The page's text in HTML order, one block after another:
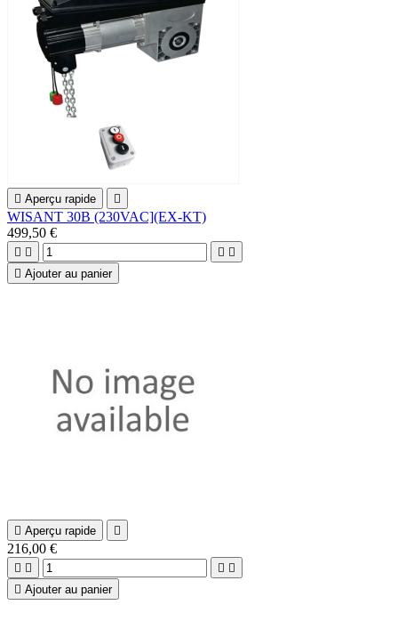
 Aperçu rapide 
WISANT 30B (230VAC](EX-KT)
499,50 €
   
 Ajouter au panier
 Aperçu rapide 
216,00 €
   
 Ajouter au panier